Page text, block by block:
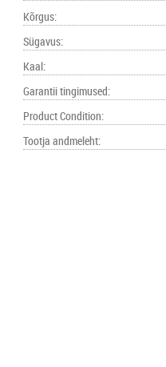
Kõrgus:
Sügavus:
Kaal:
Garantii tingimused:
Product Condition:
Tootja andmeleht: